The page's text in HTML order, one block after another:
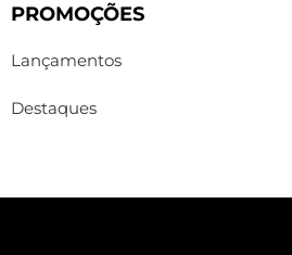
PROMOÇÕES
Lançamentos
Destaques